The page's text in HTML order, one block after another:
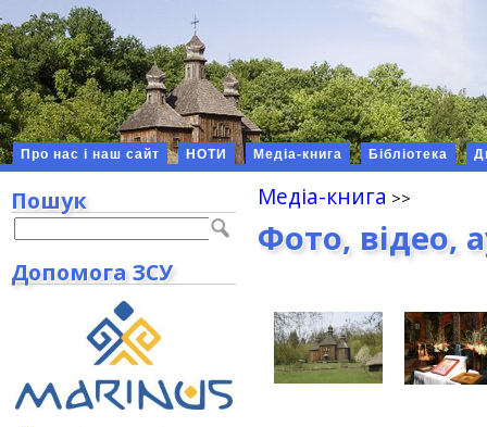
Про нас і наш сайт НОТИ Медіа-книга Бібліотека
Медіа-книга
Фото, відео,
Пошук
Допомога ЗСУ